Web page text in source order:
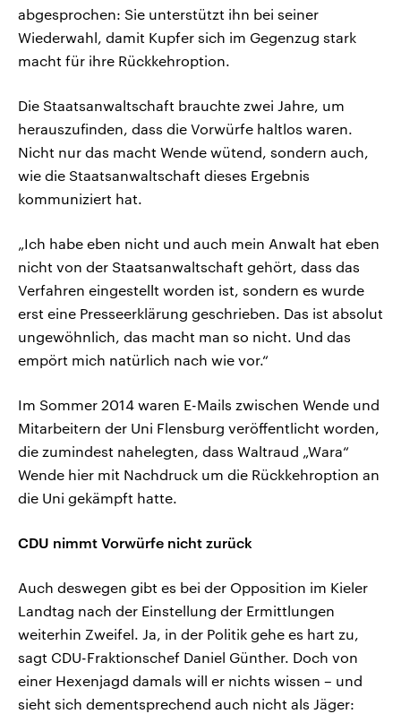
abgesprochen: Sie unterstützt ihn bei seiner
Wiederwahl, damit Kupfer sich im Gegenzug stark
macht für ihre Rückkehroption.
Die Staatsanwaltschaft brauchte zwei Jahre, um
herauszufinden, dass die Vorwürfe haltlos waren.
Nicht nur das macht Wende wütend, sondern auch,
wie die Staatsanwaltschaft dieses Ergebnis
kommuniziert hat.
„Ich habe eben nicht und auch mein Anwalt hat eben
nicht von der Staatsanwaltschaft gehört, dass das
Verfahren eingestellt worden ist, sondern es wurde
erst eine Presseerklärung geschrieben. Das ist absolut
ungewöhnlich, das macht man so nicht. Und das
empört mich natürlich nach wie vor.“
Im Sommer 2014 waren E-Mails zwischen Wende und
Mitarbeitern der Uni Flensburg veröffentlicht worden,
die zumindest nahelegten, dass Waltraud „Wara“
Wende hier mit Nachdruck um die Rückkehroption an
die Uni gekämpft hatte.
CDU nimmt Vorwürfe nicht zurück
Auch deswegen gibt es bei der Opposition im Kieler
Landtag nach der Einstellung der Ermittlungen
weiterhin Zweifel. Ja, in der Politik gehe es hart zu,
sagt CDU-Fraktionschef Daniel Günther. Doch von
einer Hexenjagd damals will er nichts wissen – und
sieht sich dementsprechend auch nicht als Jäger: